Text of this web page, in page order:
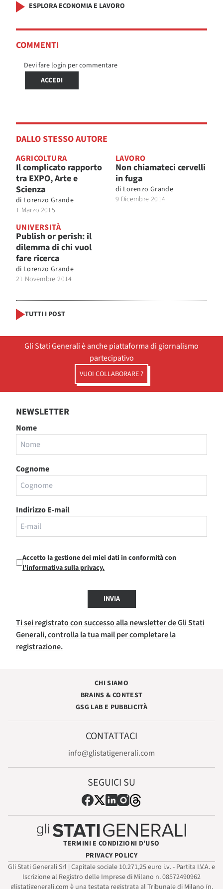
ESPLORA ECONOMIA E LAVORO
COMMENTI
Devi fare login per commentare
ACCEDI
DALLO STESSO AUTORE
AGRICOLTURA
Il complicato rapporto
tra EXPO, Arte e
Scienza
di Lorenzo Grande
1 Marzo 2015
LAVORO
Non chiamateci cervelli
in fuga
di Lorenzo Grande
9 Dicembre 2014
UNIVERSITÀ
Publish or perish: il
dilemma di chi vuol
fare ricerca
di Lorenzo Grande
21 Novembre 2014
TUTTI I POST
Gli Stati Generali è anche piattaforma di giornalismo
partecipativo
VUOI COLLABORARE ?
NEWSLETTER
Nome
Cognome
Indirizzo E-mail
Accetto la gestione dei miei dati in conformità con
l'informativa sulla privacy.
INVIA
Ti sei registrato con successo alla newsletter de Gli Stati
Generali, controlla la tua mail per completare la
registrazione.
CHI SIAMO
BRAINS & CONTEST
GSG LAB E PUBBLICITÀ
CONTATTACI
info@glistatigenerali.com
SEGUICI SU
TERMINI E CONDIZIONI D’USO
PRIVACY POLICY
Gli Stati Generali Srl | Capitale sociale 10.271,25 euro i.v. - Partita I.V.A. e
Iscrizione al Registro delle Imprese di Milano n. 08572490962
glistatigenerali.com è una testata registrata al Tribunale di Milano (n.